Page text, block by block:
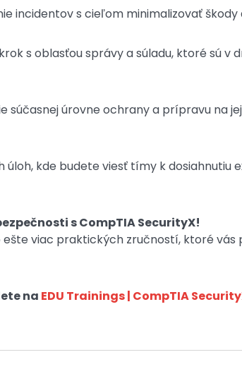
incidentov s cieľom minimalizovať škody
s oblasťou správy a súladu, ktoré sú v
súčasnej úrovne ochrany a prípravu na
kde budete viesť tímy k dosiahnutiu
s CompTIA SecurityX!
viac praktických zručností, ktoré vás
na EDU Trainings | CompTIA